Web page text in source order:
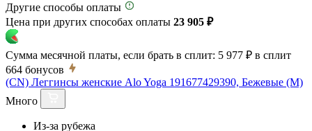
Другие способы оплаты
Цена при других способах оплаты 23 905 ₽
Сумма месячной платы, если брать в сплит: 5 977 ₽ в сплит
664 бонусов
(CN) Леггинсы женские Alo Yoga 191677429390, Бежевые (M)
Много
Из-за рубежа